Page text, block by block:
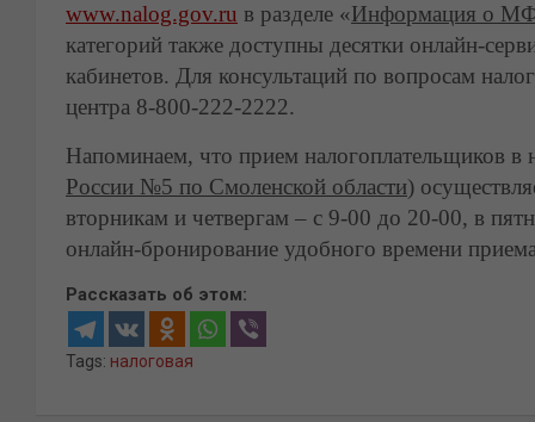
www.nalog.gov.ru в разделе «Информация о
категорий также доступны десятки онлайн-
кабинетов. Для консультаций по вопросам
центра 8-800-222-2222.
Напоминаем, что прием налогоплательщиков в
России №5 по Смоленской области)
вторникам и четвергам – с 9-00 до 20-00, в
онлайн-бронирование удобного времени
Рассказать об этом:
Tags: налоговая